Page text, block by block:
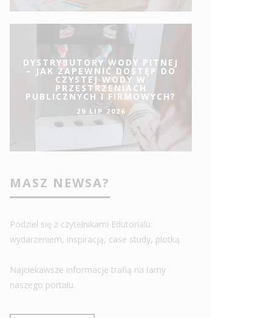
DYSTRYBUTORY WODY PITNEJ
– JAK ZAPEWNIĆ DOSTĘP DO
CZYSTEJ WODY W
PRZESTRZENIACH
PUBLICZNYCH I FIRMOWYCH?
29 LIP 2026
MASZ NEWSA?
Podziel się z czytelnikami Edutorialu:
wydarzeniem, inspiracją, case study, plotką.
Najciekawsze informacje trafią na łamy
naszego portalu.